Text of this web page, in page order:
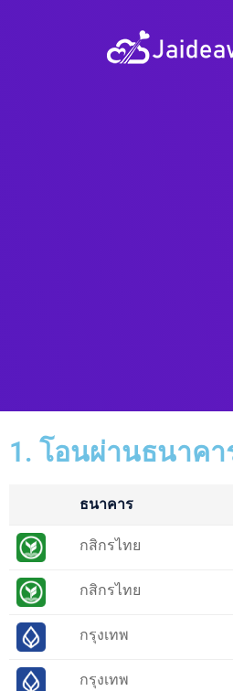
1. โอนผ่านธนาคา
ธนาคาร
กสิกรไทย
กสิกรไทย
กรุงเทพ
กรุงเทพ